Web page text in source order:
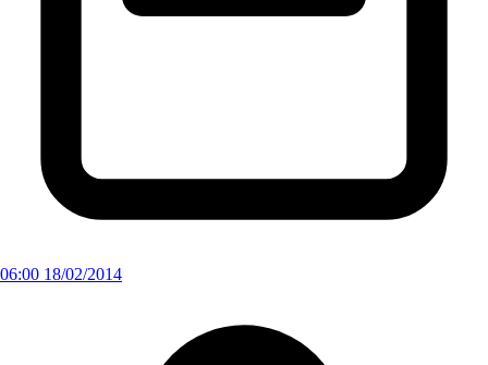
06:00 18/02/2014